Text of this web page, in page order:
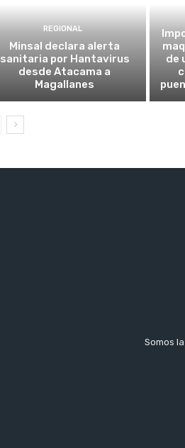
REGIONAL
Minsal declara alerta
sanitaria por Hantavirus
desde Atacama a
Magallanes
de
Somos